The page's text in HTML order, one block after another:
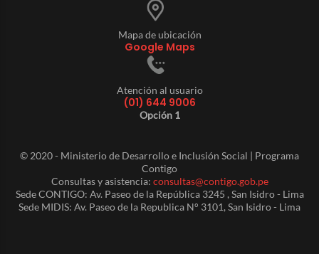
Mapa de ubicación
Google Maps
Atención al usuario
(01) 644 9006
Opción 1
© 2020 - Ministerio de Desarrollo e Inclusión Social | Programa
Contigo
Consultas y asistencia: consultas@contigo.gob.pe
Sede CONTIGO: Av. Paseo de la República 3245 , San Isidro - Lima
Sede MIDIS: Av. Paseo de la Republica N° 3101, San Isidro - Lima